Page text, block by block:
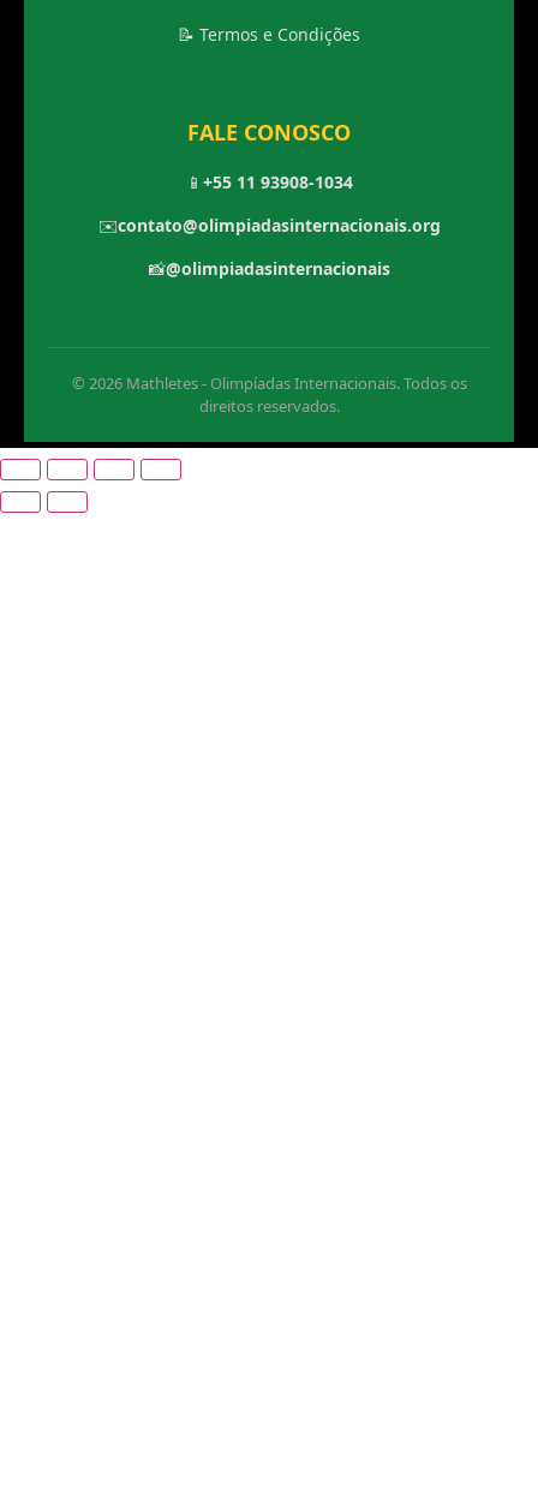
📝 Termos e Condições
FALE CONOSCO
📱 +55 11 93908-1034
✉️contato@olimpiadasinternacionais.org
📸@olimpiadasinternacionais
© 2026 Mathletes - Olimpíadas Internacionais. Todos os
direitos reservados.